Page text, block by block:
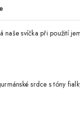
svíčka při použití
srdce s tóny